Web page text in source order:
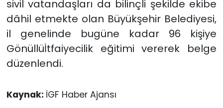
sivil vatandaşları da bilinçli şekilde ekibe
dâhil etmekte olan Büyükşehir Belediyesi,
il genelinde bugüne kadar 96 kişiye
Gönüllüİtfaiyecilik eğitimi vererek belge
düzenlendi.
Kaynak: İGF Haber Ajansı